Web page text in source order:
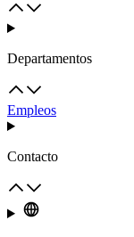
Departamentos
Empleos
Contacto